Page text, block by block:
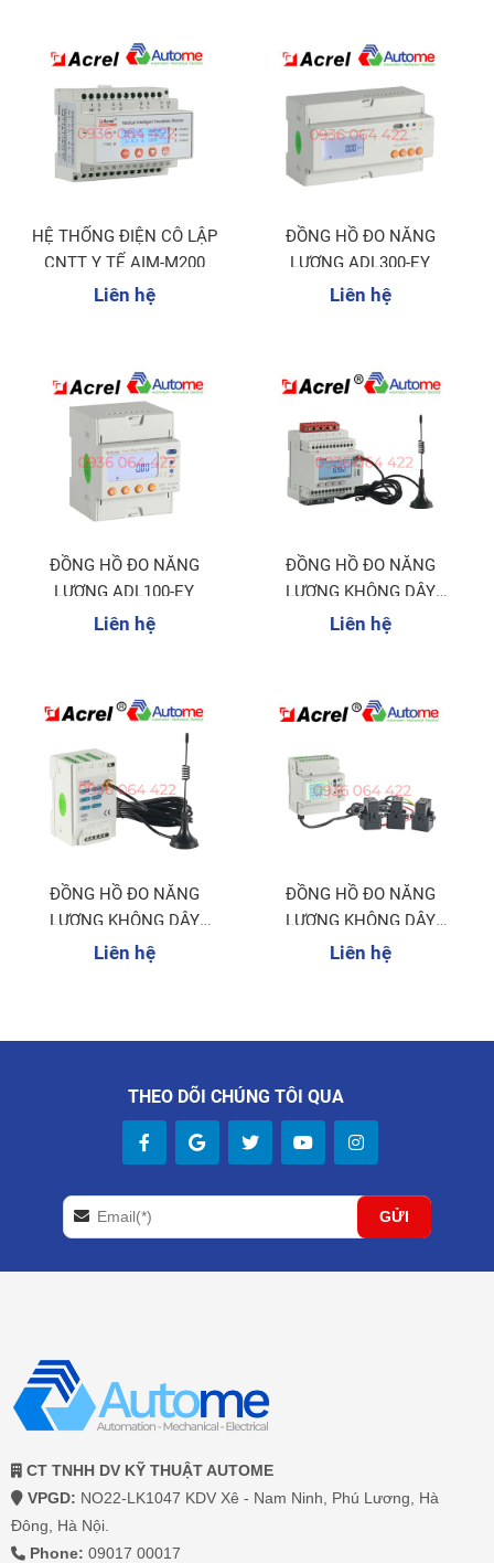
HỆ THỐNG ĐIỆN CÔ LẬP
CNTT Y TẾ AIM-M200
Liên hệ
ĐỒNG HỒ ĐO NĂNG
LƯỢNG ADL300-EY
Liên hệ
ĐỒNG HỒ ĐO NĂNG
LƯỢNG ADL100-EY
Liên hệ
ĐỒNG HỒ ĐO NĂNG
LƯỢNG KHÔNG DÂY
ADW300
Liên hệ
ĐỒNG HỒ ĐO NĂNG
LƯỢNG KHÔNG DÂY
AEW100
Liên hệ
ĐỒNG HỒ ĐO NĂNG
LƯỢNG KHÔNG DÂY
ADW210
Liên hệ
THEO DÕI CHÚNG TÔI QUA
CT TNHH DV KỸ THUẬT AUTOME
VPGD: NO22-LK1047 KDV Xê - Nam Ninh, Phú Lương, Hà
Đông, Hà Nội.
Phone: 09017 00017